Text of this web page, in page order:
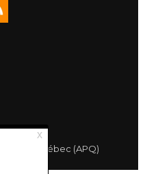
du Québec (APQ)